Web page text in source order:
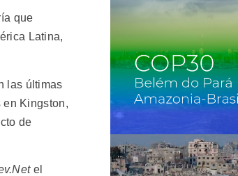
que
Latina,
las últimas
en Kingston,
de
el